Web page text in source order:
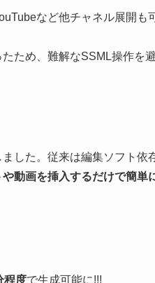
など他チャネル展開も
ため、難解なSSML操作を
した。従来は編集ソフト依
動画を挿入するだけで簡単
程度で生成可能に!!!